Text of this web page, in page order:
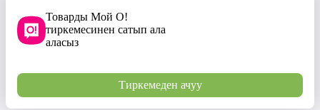
Товарды Мой О!
тиркемесинен сатып ала
аласыз
Тиркемеден ачуу